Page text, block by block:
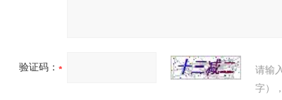
验证码：
请输
字）